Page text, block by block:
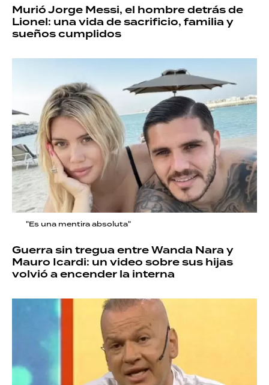
Murió Jorge Messi, el hombre detrás de
Lionel: una vida de sacrificio, familia y
sueños cumplidos
"Es una mentira absoluta"
Guerra sin tregua entre Wanda Nara y
Mauro Icardi: un video sobre sus hijas
volvió a encender la interna